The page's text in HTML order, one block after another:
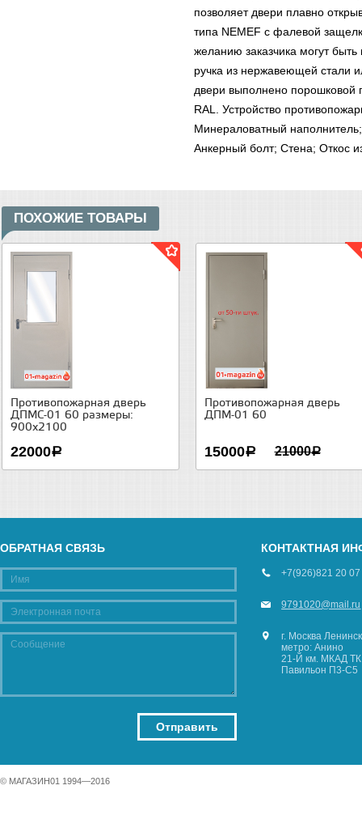
позволяет двери плавно
типа NEMEF с фалевой
желанию заказчика могут
ручка из нержавеющей стали
двери выполнено порошковой
RAL. Устройство
Минераловатный
Анкерный болт; Стена; Откос
ПОХОЖИЕ ТОВАРЫ
Противопожарная дверь
ДПМС-01 60 размеры:
900х2100
22000a
Противопожарная дверь
ДПМ-01 60
15000a 21000a
ОБРАТНАЯ СВЯЗЬ КОНТАКТНАЯ
+7(926)821 20 07
9791020@mail.ru
г. Москва
метро: Анино
21-Й км. МКАД
Павильон П3-С5
© МАГАЗИН01 1994—2016